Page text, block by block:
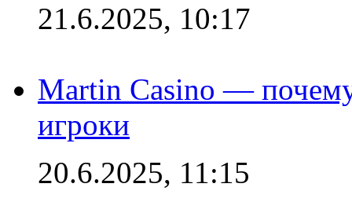
21.6.2025, 10:17
Martin Casino —
игроки
20.6.2025, 11:15